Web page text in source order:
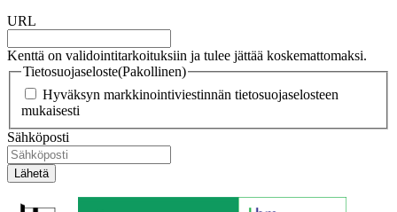
URL
Kenttä on validointitarkoituksiin ja tulee jättää koskemattomaksi.
Tietosuojaseloste(Pakollinen)
Hyväksyn markkinointiviestinnän tietosuojaselosteen
mukaisesti
Sähköposti